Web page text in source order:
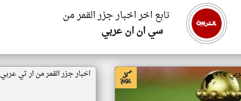
تابع اخر اخبار جزر القمر من
سي ان ان عربي
اخبار جزر القمر من ار تي عربي